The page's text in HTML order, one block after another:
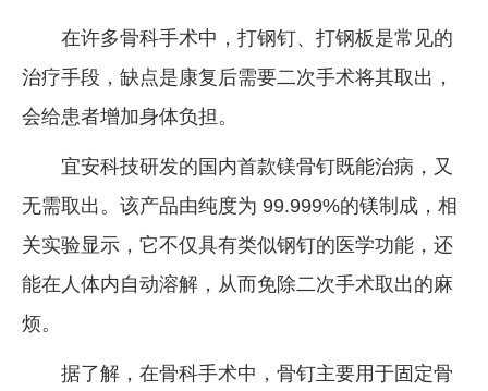
在许多骨科手术中，打钢钉、打钢板是常见的
治疗手段，缺点是康复后需要二次手术将其取出，
会给患者增加身体负担。
宜安科技研发的国内首款镁骨钉既能治病，又
无需取出。该产品由纯度为 99.999%的镁制成，相
关实验显示，它不仅具有类似钢钉的医学功能，还
能在人体内自动溶解，从而免除二次手术取出的麻
烦。
据了解，在骨科手术中，骨钉主要用于固定骨